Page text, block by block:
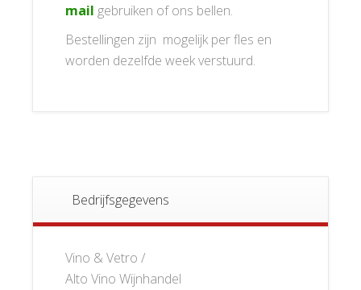
mail gebruiken of ons bellen.
Bestellingen zijn mogelijk per fles en
worden dezelfde week verstuurd.
Bedrijfsgegevens
Vino & Vetro /
Alto Vino Wijnhandel